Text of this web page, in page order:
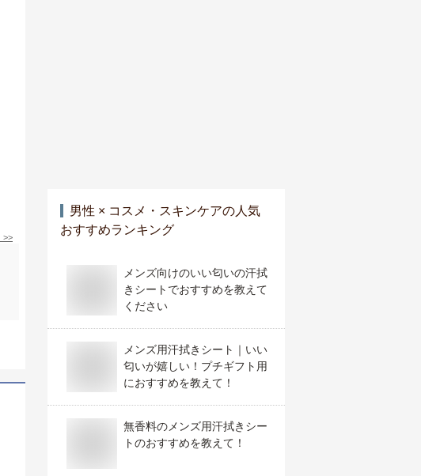
>>
男性 × コスメ・スキンケアの人気
おすすめランキング
メンズ向けのいい匂いの汗拭
きシートでおすすめを教えて
ください
メンズ用汗拭きシート｜いい
匂いが嬉しい！プチギフト用
におすすめを教えて！
無香料のメンズ用汗拭きシー
トのおすすめを教えて！